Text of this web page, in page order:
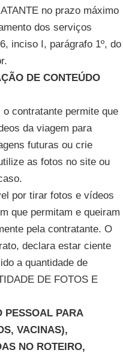
no prazo máximo
dos serviços
inciso I, parágrafo 1º, do
DE CONTEÚDO
contratante permite que
da viagem para
futuras ou crie
as fotos no site ou
por tirar fotos e vídeos
que permitam e queiram
pela contratante. O
declara estar ciente
a quantidade de
DE FOTOS E
PESSOAL PARA
VACINAS),
NO ROTEIRO,